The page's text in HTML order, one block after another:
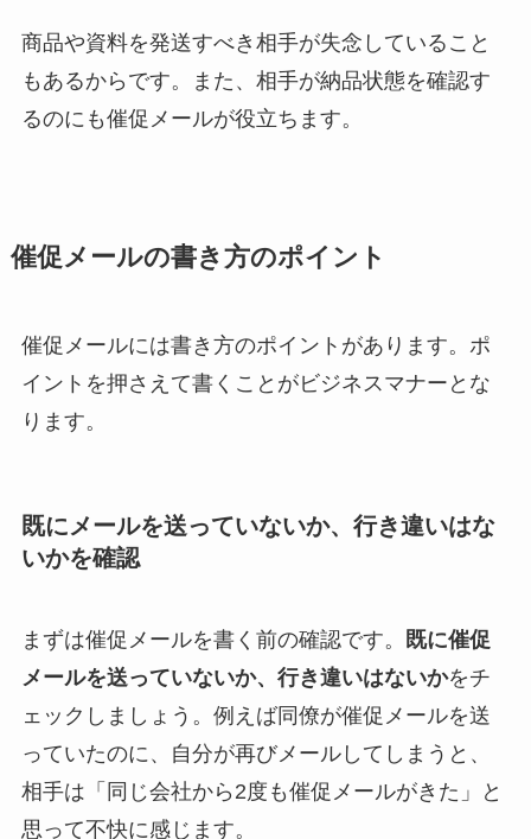
商品や資料を発送すべき相手が失念していること
もあるからです。また、相手が納品状態を確認す
るのにも催促メールが役立ちます。
催促メールの書き方のポイント
催促メールには書き方のポイントがあります。ポ
イントを押さえて書くことがビジネスマナーとな
ります。
既にメールを送っていないか、行き違いはな
いかを確認
まずは催促メールを書く前の確認です。
既に催促
メールを送っていないか、行き違いはないかをチ
ェックしましょう。例えば同僚が催促メールを送
っていたのに、自分が再びメールしてしまうと、
相手は「同じ会社から2度も催促メールがきた」と
思って不快に感じます。